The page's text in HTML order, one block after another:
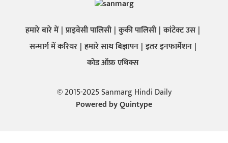
हमारे बारे में प्राइवेसी पालिसी कुकी पालिसी कांटेक्ट उस
सन्मार्ग में करियर हमारे साथ बिज्ञापन इतर इनफार्मेशन
कोड ऑफ़ एथिक्स
© 2015-2025 Sanmarg Hindi Daily
Powered byQuintype